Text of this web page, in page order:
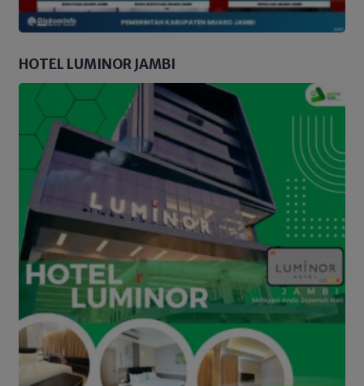
HOTEL LUMINOR JAMBI